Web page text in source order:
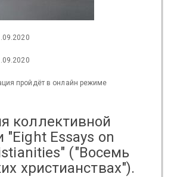
пройдёт в онлайн режиме
коллективной
Essays on
("Восемь
христианствах").